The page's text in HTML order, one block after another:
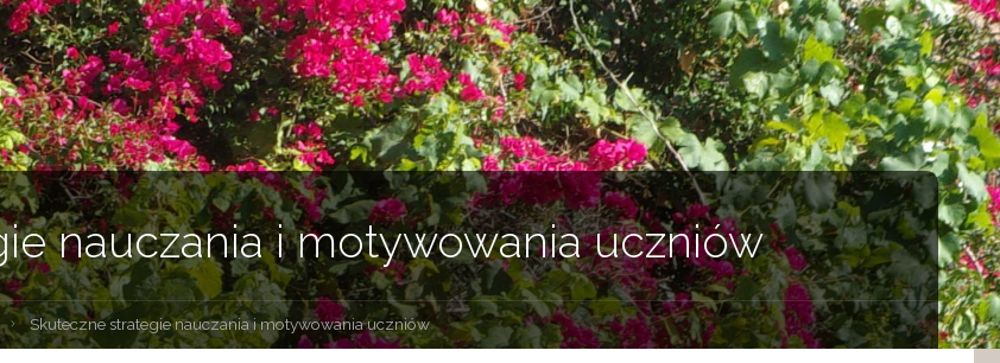
nauczania i motywowania uczniów
Strona
główna
Skuteczne strategie nauczania i motywowania uczniów